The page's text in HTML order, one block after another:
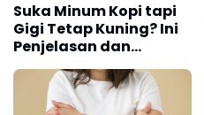
Suka Minum Kopi tapi
Gigi Tetap Kuning? Ini
Penjelasan dan
Solusinya Menurut
Dokter Gigi